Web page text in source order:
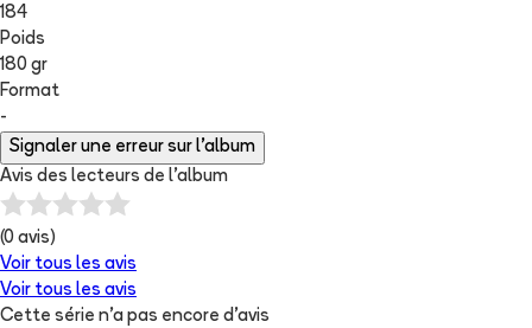
184
Poids
180 gr
Format
-
Signaler une erreur sur l'album
Avis des lecteurs de l'album
(0 avis)
Voir tous les avis
Voir tous les avis
Cette série n'a pas encore d'avis